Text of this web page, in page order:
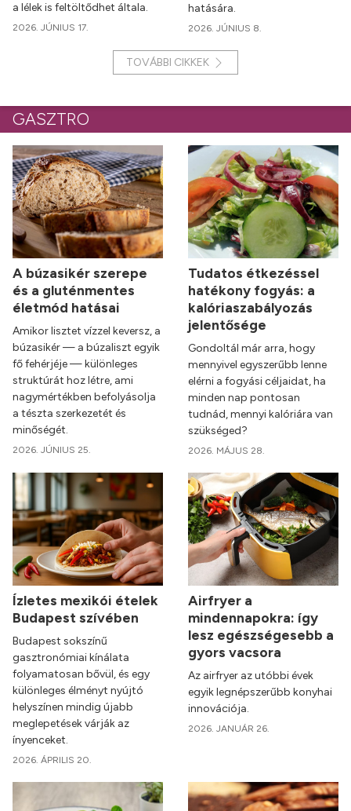
a lélek is feltöltődhet általa.
2026. JÚNIUS 17.
hatására.
2026. JÚNIUS 8.
TOVÁBBI CIKKEK
GASZTRO
A búzasikér szerepe
és a gluténmentes
életmód hatásai
Amikor lisztet vízzel keversz, a
búzasikér — a búzaliszt egyik
fő fehérjéje — különleges
struktúrát hoz létre, ami
nagymértékben befolyásolja
a tészta szerkezetét és
minőségét.
2026. JÚNIUS 25.
Tudatos étkezéssel
hatékony fogyás: a
kalóriaszabályozás
jelentősége
Gondoltál már arra, hogy
mennyivel egyszerűbb lenne
elérni a fogyási céljaidat, ha
minden nap pontosan
tudnád, mennyi kalóriára van
szükséged?
2026. MÁJUS 28.
Ízletes mexikói ételek
Budapest szívében
Budapest sokszínű
gasztronómiai kínálata
folyamatosan bővül, és egy
különleges élményt nyújtó
helyszínen mindig újabb
meglepetések várják az
ínyenceket.
2026. ÁPRILIS 20.
Airfryer a
mindennapokra: így
lesz egészségesebb a
gyors vacsora
Az airfryer az utóbbi évek
egyik legnépszerűbb konyhai
innovációja.
2026. JANUÁR 26.